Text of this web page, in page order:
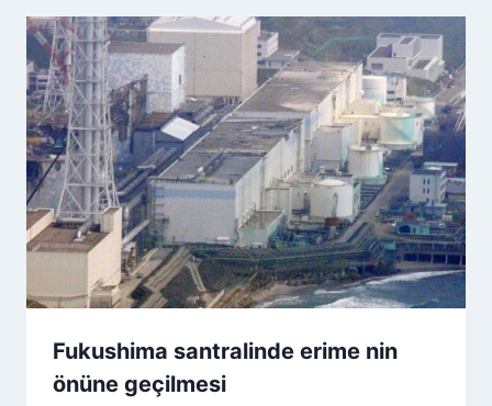
Fukushima santralinde erime nin
önüne geçilmesi